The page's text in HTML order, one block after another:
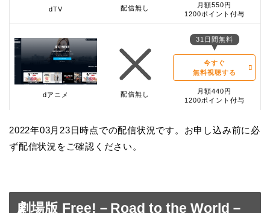
dTV 配信無し
月額550円
1200ポイント付与
dアニメ 配信無し
31日間無料
今すぐ
無料視聴する
月額440円
1200ポイント付与
2022年03月23日時点での配信状況です。お申し込み前に必
ず配信状況をご確認ください。
劇場版 Free!－Road to the World－